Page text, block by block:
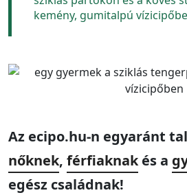
kemény, gumitalpú
Az ecipo.hu-n egyaránt
nőknek, férfiaknakés a
egész családnak!